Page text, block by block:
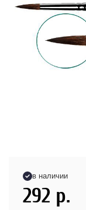
в наличии
292 р.